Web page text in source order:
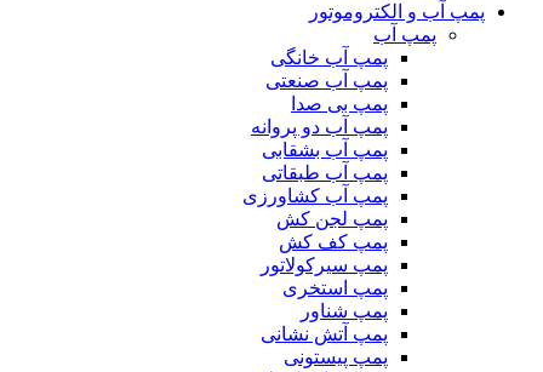
پمپ آب و الکتروموتور
پمپ آب
پمپ آب خانگی
پمپ آب صنعتی
پمپ بی صدا
پمپ آب دو پروانه
پمپ آب بشقابی
پمپ آب طبقاتی
پمپ آب کشاورزی
پمپ لجن کش
پمپ کف کش
پمپ سیرکولاتور
پمپ استخری
پمپ شناور
پمپ آتش نشانی
پمپ پیستونی